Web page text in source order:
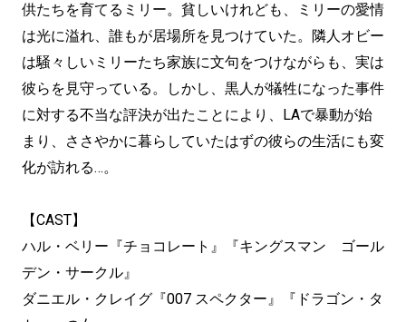
供たちを育てるミリー。貧しいけれども、ミリーの愛情
は光に溢れ、誰もが居場所を見つけていた。隣人オビー
は騒々しいミリーたち家族に文句をつけながらも、実は
彼らを見守っている。しかし、黒人が犠牲になった事件
に対する不当な評決が出たことにより、LAで暴動が始
まり、ささやかに暮らしていたはずの彼らの生活にも変
化が訪れる…。
【CAST】
ハル・ベリー『チョコレート』『キングスマン ゴール
デン・サークル』
ダニエル・クレイグ『007 スペクター』『ドラゴン・タ